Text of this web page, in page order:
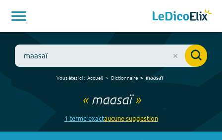
Vous êtes ici : Accueil Dictionnaire maasaï
« maasaï»
1 termeexactaucunesuggestion